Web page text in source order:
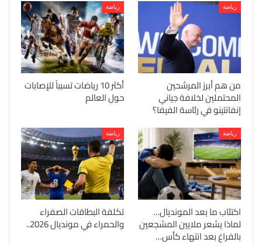
رياضة
من هم أبرز المرشحين
المحتملين لخلافة جياني
إنفانتينو في رئاسة الفيفا؟
رياضة
أكثر 10 رياضات تسبباً للإصابات
حول العالم
رياضة
اكتئاب ما بعد المونديال…
لماذا يشعر ملايين المشجعين
بالفراغ بعد انتهاء كأس…
رياضة
تكلفة البطاقات الصفراء
والحمراء في مونديال 2026..